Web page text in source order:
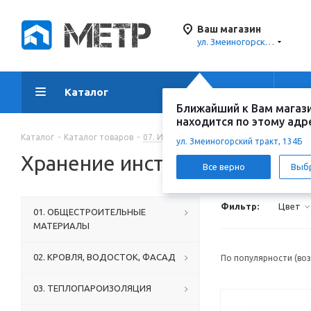
Ваш магазин
ул. Змеиногорский тракт, 134Б
Ближайший к Вам
находится по этому
ул. Змеиногорский тракт, 134Б
Все верно
Каталог Акции
Каталог - Каталог товаров - 07. ИНСТРУМЕНТ И КОМПЛЕКТУЮЩИЕ
Хранение инструмента,
Фильтр: Цвет
По популярности
01. ОБЩЕСТРОИТЕЛЬНЫЕ
МАТЕРИАЛЫ
02. КРОВЛЯ, ВОДОСТОК, ФАСАД
03. ТЕПЛОПАРОИЗОЛЯЦИЯ